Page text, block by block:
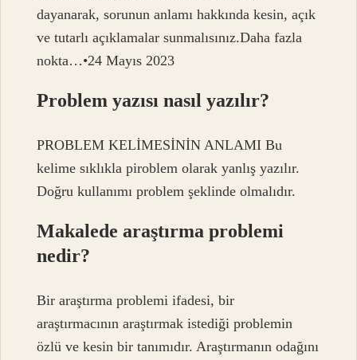
dayanarak, sorunun anlamı hakkında kesin, açık
ve tutarlı açıklamalar sunmalısınız.Daha fazla
nokta…•24 Mayıs 2023
Problem yazısı nasıl yazılır?
PROBLEM KELİMESİNİN ANLAMI Bu
kelime sıklıkla piroblem olarak yanlış yazılır.
Doğru kullanımı problem şeklinde olmalıdır.
Makalede araştırma problemi
nedir?
Bir araştırma problemi ifadesi, bir
araştırmacının araştırmak istediği problemin
özlü ve kesin bir tanımıdır. Araştırmanın odağını